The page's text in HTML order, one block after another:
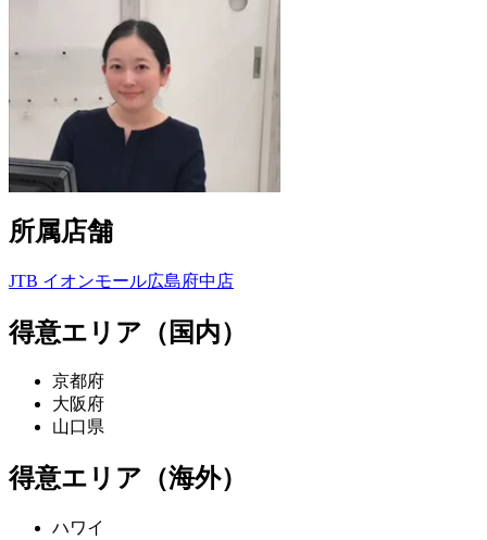
所属店舗
JTB イオンモール広島府中店
得意エリア（国内）
京都府
大阪府
山口県
得意エリア（海外）
ハワイ